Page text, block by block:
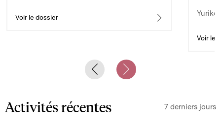
Voir le dossier Yuriko
Voir le
Previous slideNext slide
Activités récentes 7 derniers jours